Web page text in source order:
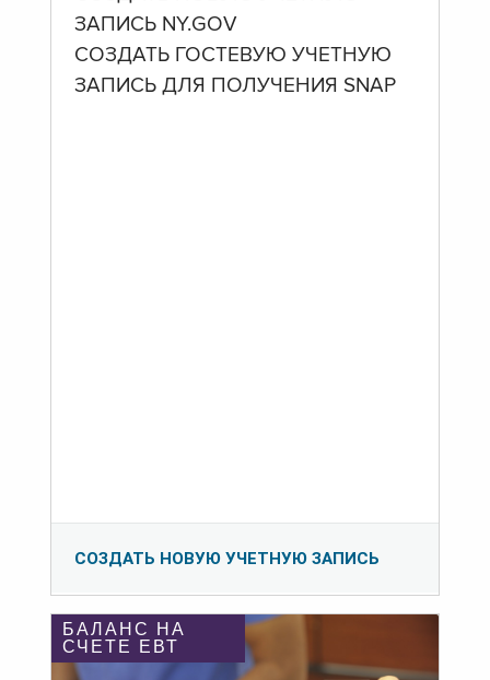
ЗАПИСЬ NY.GOV
СОЗДАТЬ ГОСТЕВУЮ УЧЕТНУЮ
ЗАПИСЬ ДЛЯ ПОЛУЧЕНИЯ SNAP
СОЗДАТЬ НОВУЮ УЧЕТНУЮ ЗАПИСЬ
БАЛАНС НА
СЧЕТЕ ЕВТ